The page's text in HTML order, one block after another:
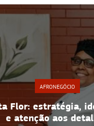
TupiOcas:
inovação e